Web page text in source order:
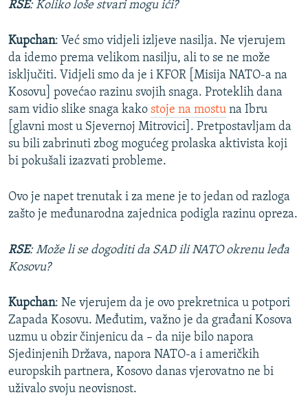
RSE: Koliko loše stvari mogu ići?
Kupchan: Već smo vidjeli izljeve nasilja. Ne vjerujem
da idemo prema velikom nasilju, ali to se ne može
isključiti. Vidjeli smo da je i KFOR [Misija NATO-a na
Kosovu] povećao razinu svojih snaga. Proteklih dana
sam vidio slike snaga kako stoje na mostu na Ibru
[glavni most u Sjevernoj Mitrovici]. Pretpostavljam da
su bili zabrinuti zbog mogućeg prolaska aktivista koji
bi pokušali izazvati probleme.
Ovo je napet trenutak i za mene je to jedan od razloga
zašto je međunarodna zajednica podigla razinu opreza.
RSE: Može li se dogoditi da SAD ili NATO okrenu leđa
Kosovu?
Kupchan: Ne vjerujem da je ovo prekretnica u potpori
Zapada Kosovu. Međutim, važno je da građani Kosova
uzmu u obzir činjenicu da – da nije bilo napora
Sjedinjenih Država, napora NATO-a i američkih
europskih partnera, Kosovo danas vjerovatno ne bi
uživalo svoju neovisnost.